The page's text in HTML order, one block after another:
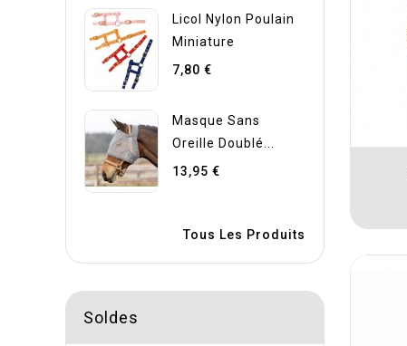
Licol Nylon Poulain
Miniature
7,80 €
Masque Sans
Oreille Doublé...
13,95 €
Tous Les Produits
Soldes